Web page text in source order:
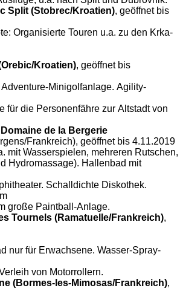
Split (Stobrec/Kroatien), geöffnet bis
Organisierte Touren u.a. zu den Krka-
Kroatien), geöffnet bis
Minigolfanlage. Agility-
für die Personenfähre zur Altstadt von
de la Bergerie
Frankreich), geöffnet bis 4.11.2019
mit Wasserspielen, mehreren Rutschen,
Hydromassage). Hallenbad mit
Schalldichte Diskothek.
große Paintball-Anlage.
Tournels (Ramatuelle/Frankreich),
nur für Erwachsene. Wasser-Spray-
von Motorrollern.
(Bormes-les-Mimosas/Frankreich),